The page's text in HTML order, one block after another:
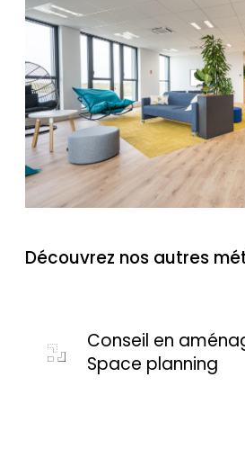
Découvrez nos autres
Conseil en
Space planning